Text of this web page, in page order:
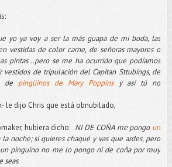
yo ya voy a ser la más guapa de mi boda, las
vestidas de color carne, de señoras mayores o
pintas...pero se me ha ocurrido que podíamos
de tripulación del Capitan Sttubings, de
de pingüinos de Mary Poppinsy así tú no
.- le dijo Chris que está obnubilado,
hubiera dicho: NI DE COÑA me pongo un
noche; si quieres chaqué y vas que ardes, pero
pinguino no me lo pongo ni de coña por muy
seas.